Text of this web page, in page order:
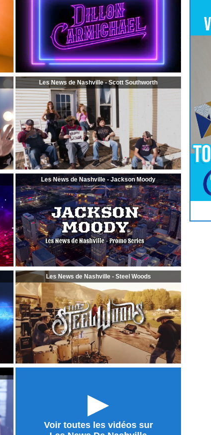
Les News de Nashville - Scott Southworth
Les News de Nashville - Jackson Moody
Les News de Nashville - Steel Woods
►
Voir toutes les vidéos sur
PourJouer cliquez-ici